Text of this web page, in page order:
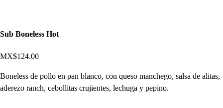
Sub Boneless Hot
MX$124.00
Boneless de pollo en pan blanco, con queso manchego, salsa de alitas,
aderezo ranch, cebollitas crujientes, lechuga y pepino.